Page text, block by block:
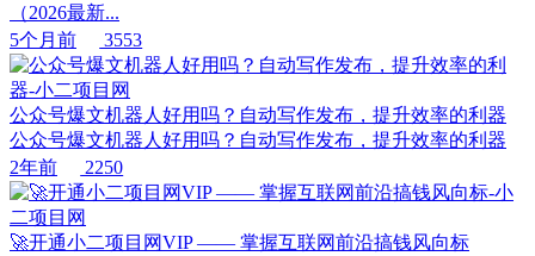
（2026最新...
5个月前
3553
公众号爆文机器人好用吗？自动写作发布，提升效率的利器
公众号爆文机器人好用吗？自动写作发布，提升效率的利器
2年前
2250
🚀开通小二项目网VIP —— 掌握互联网前沿搞钱风向标